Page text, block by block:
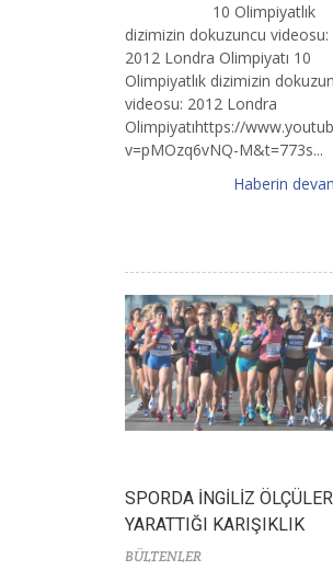
10 Olimpiyatlık
dizimizin dokuzuncu videosu:
2012 Londra Olimpiyatı 10
Olimpiyatlık dizimizin
videosu: 2012 Londra
Olimpiyatıhttps://
v=pMOzq6vNQ-M&t=773s...
Haberin
SPORDA İNGİLİZ
YARATTIĞI KARIŞIKLIK
BÜLTENLER